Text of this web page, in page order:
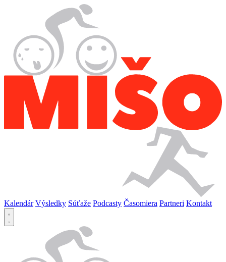
Kalendár Výsledky Súťaže Podcasty Časomiera Partneri Kontakt